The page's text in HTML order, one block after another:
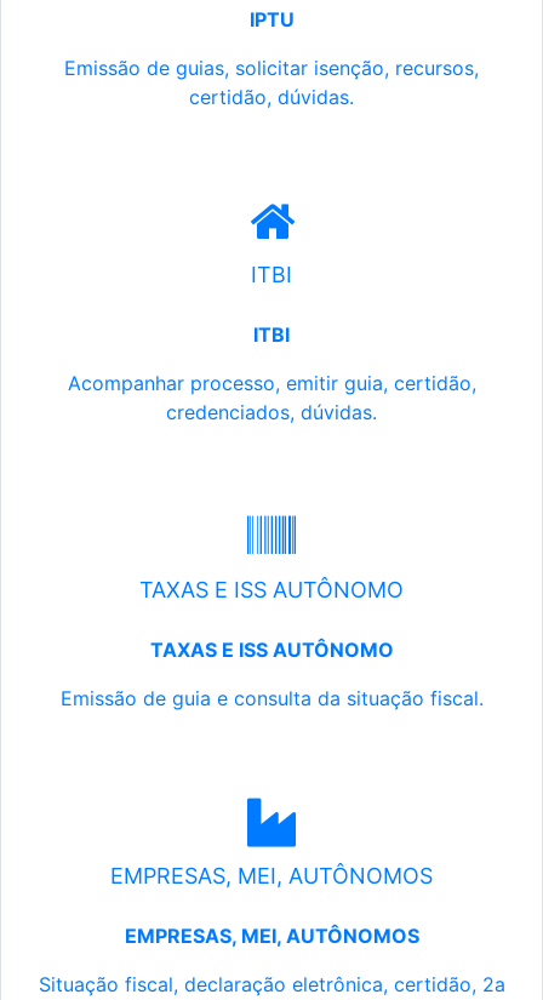
IPTU
Emissão de guias, solicitar isenção, recursos,
certidão, dúvidas.
ITBI
ITBI
Acompanhar processo, emitir guia, certidão,
credenciados, dúvidas.
TAXAS E ISS AUTÔNOMO
TAXAS E ISS AUTÔNOMO
Emissão de guia e consulta da situação fiscal.
EMPRESAS, MEI, AUTÔNOMOS
EMPRESAS, MEI, AUTÔNOMOS
Situação fiscal, declaração eletrônica, certidão, 2a